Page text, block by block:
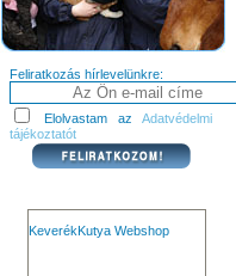
Feliratkozás hírlevelünkre:
Elolvastam az Adatvédelmi
tájékoztatót
KeverékKutya Webshop